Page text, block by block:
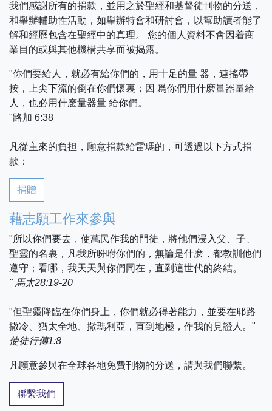
我們感謝所有的捐款，並用之於聖經和基督徒刊物的分送，
和舉辦輔助性活動，如舉辦特會和研討會，以幫助讀者能了
解和經歷包含在聖經中的真理。 您的個人資料不會因着商
業目的或與其他機構共享而被揭露。
"你們要給人，就必有給你們的，用十足的量 器，連搖帶
按，上尖下流的倒在你們懷裏；因 爲你們用什麽量器量給
人，也必用什麽量器量 給你們。
"路加 6:38
凡從主來的負担，願意捐款給雷瑪的，可透過以下方式捐
款：
捐贈
藉志願工作來參與
"所以你們要去，使萬民作我的門徒，將他們浸入父、子、
聖靈的名裏，凡我所吩咐你們的，無論是什麽，都教訓他們
遵守；看哪，我天天與你們同在，直到這世代的終結。
" 馬太28:19-20
"但聖靈降臨在你們身上，你們就必得著能力，並要在耶路
撒冷、猶太全地、撒瑪利亞，直到地極，作我的見證人。"
使徒行傳1:8
凡願意參與在全球各地免費刊物的分送，請與我們聯繫。
聯繫我們